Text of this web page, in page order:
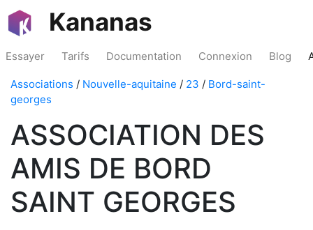
Kananas
Essayer Tarifs Documentation Connexion Blog
Associations / Nouvelle-aquitaine / 23 / Bord-saint-
georges
ASSOCIATION DES
AMIS DE BORD
SAINT GEORGES